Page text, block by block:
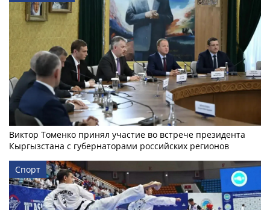
Виктор Томенко принял участие во встрече президента
Кыргызстана с губернаторами российских регионов
Спорт